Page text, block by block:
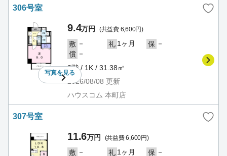
306号室
写真を見る
9.4万円 (共益費 6,600円)
敷 － 礼 1ヶ月 保 －
償 －
3階 / 1K / 31.38㎡
2026/08/08 更新
ハウスコム 本町店
307号室
11.6万円 (共益費 6,600円)
敷 － 礼 1ヶ月 保 －